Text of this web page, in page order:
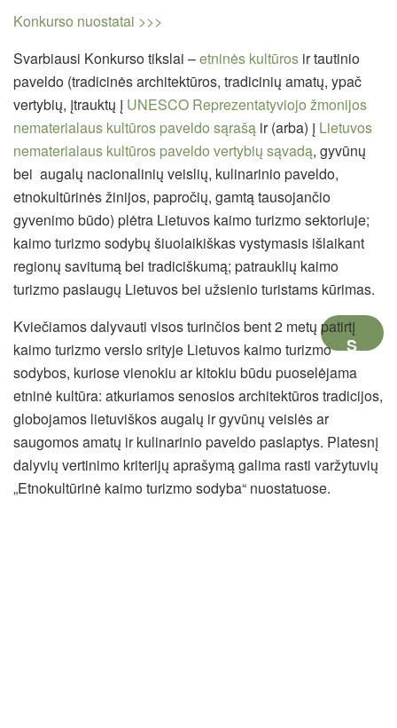
Konkurso nuostatai >>>
Svarbiausi Konkurso tikslai –etninės kultūros ir tautinio
paveldo (tradicinės architektūros, tradicinių amatų, ypač
vertybių, įtrauktų į UNESCO Reprezentatyviojo žmonijos
nematerialaus kultūros paveldo sąrašą ir (arba) į Lietuvos
nematerialaus kultūros paveldo vertybių sąvadą, gyvūnų
bei augalų nacionalinių veislių, kulinarinio paveldo,
etnokultūrinės žinijos, papročių, gamtą tausojančio
gyvenimo būdo) plėtra Lietuvos kaimo turizmo sektoriuje;
kaimo turizmo sodybų šiuolaikiškas vystymasis išlaikant
regionų savitumą bei tradiciškumą; patrauklių kaimo
turizmo paslaugų Lietuvos bei užsienio turistams kūrimas.
Kviečiamos dalyvauti visos turinčios bent 2 metų patirtį
kaimo turizmo verslo srityje Lietuvos kaimo turizmo
sodybos, kuriose vienokiu ar kitokiu būdu puoselėjama
etninė kultūra: atkuriamos senosios architektūros tradicijos,
globojamos lietuviškos augalų ir gyvūnų veislės ar
saugomos amatų ir kulinarinio paveldo paslaptys. Platesnį
dalyvių vertinimo kriterijų aprašymą galima rasti varžytuvių
„Etnokultūrinė kaimo turizmo sodyba“ nuostatuose.
S
P
U